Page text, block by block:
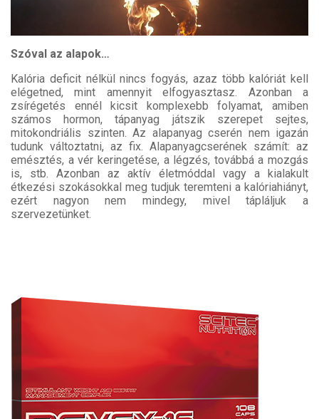
Szóval az alapok…
Kalória deficit nélkül nincs fogyás, azaz több kalóriát kell
elégetned, mint amennyit elfogyasztasz. Azonban a
zsírégetés ennél kicsit komplexebb folyamat, amiben
számos hormon, tápanyag játszik szerepet sejtes,
mitokondriális szinten. Az alapanyag cserén nem igazán
tudunk változtatni, az fix. Alapanyagcserének számít: az
emésztés, a vér keringetése, a légzés, továbbá a mozgás
is, stb. Azonban az aktív életmóddal vagy a kialakult
étkezési szokásokkal meg tudjuk teremteni a kalóriahiányt,
ezért nagyon nem mindegy, mivel tápláljuk a
szervezetünket.